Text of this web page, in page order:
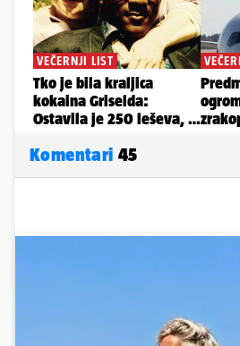
Komentari 45